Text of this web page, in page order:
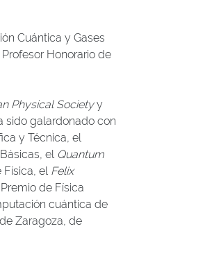
Cuántica y Gases
Honorario de
Physical Societyy
sido galardonado con
y Técnica, el
el Quantum
Física, el Felix
de Física
cuántica de
Zaragoza, de